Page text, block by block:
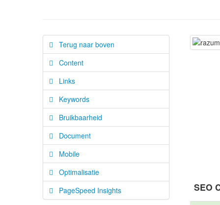
Terug naar boven
Content
Links
Keywords
Bruikbaarheid
Document
Mobile
Optimalisatie
PageSpeed Insights
SEO